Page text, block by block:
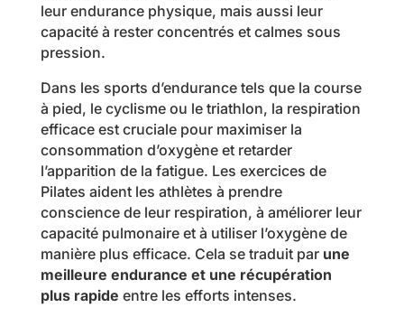
leur endurance physique, mais aussi leur
capacité à rester concentrés et calmes sous
pression.
Dans les sports d’endurance tels que la course
à pied, le cyclisme ou le triathlon, la respiration
efficace est cruciale pour maximiser la
consommation d’oxygène et retarder
l’apparition de la fatigue. Les exercices de
Pilates aident les athlètes à prendre
conscience de leur respiration, à améliorer leur
capacité pulmonaire et à utiliser l’oxygène de
manière plus efficace. Cela se traduit par une
meilleure endurance et une récupération
plus rapide entre les efforts intenses.